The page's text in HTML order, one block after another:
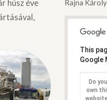
húsz éve
Rajna
This
Google
Do you
own